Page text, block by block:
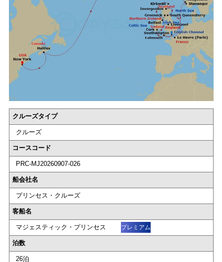
クルーズタイプ
クルーズ
コースコード
PRC-MJ20260907-026
船会社名
プリンセス・クルーズ
客船名
マジェスティック・プリンセス プレミアム
泊数
26泊